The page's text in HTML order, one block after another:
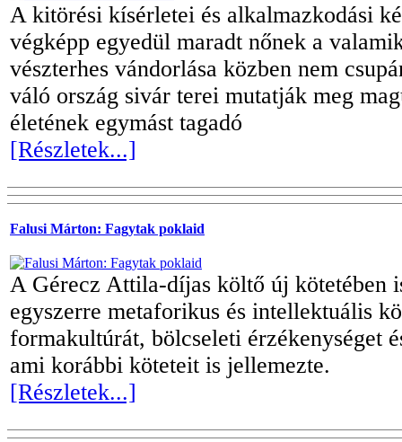
A kitörési kísérletei és alkalmazkodási
végképp egyedül maradt nőnek a
vészterhes vándorlása közben nem
váló ország sivár terei mutatják meg
életének egymást tagadó
[Részletek...]
Falusi Márton: Fagytak poklaid
A Gérecz Attila-díjas költő új kötetében
egyszerre metaforikus és intellektuális
formakultúrát, bölcseleti érzékenységet
ami korábbi köteteit is jellemezte.
[Részletek...]